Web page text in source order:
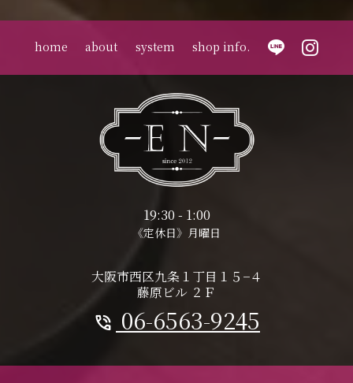
home about system shop info.
19:30 - 1:00
《定休日》月曜日
大阪市西区九条１丁目１５−４
藤原ビル ２Ｆ
phone_in_talk 06-6563-9245